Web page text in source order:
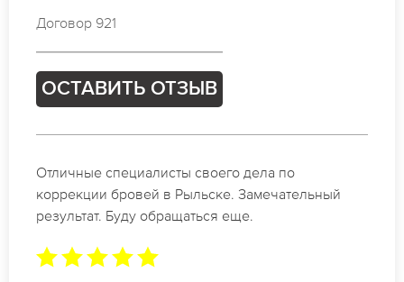
ОСТАВИТЬ ОТЗЫВ
Спасибо огромное. Заказывала
в Рыльске. За 2 часа все было